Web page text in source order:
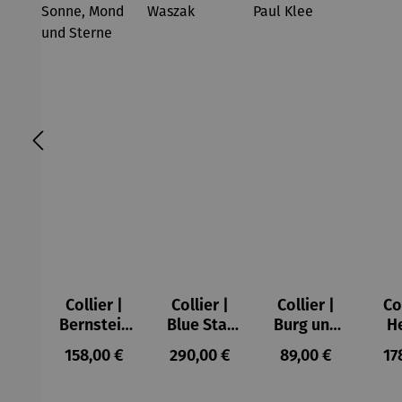
Collier |
Bernstein
– Sonne,
Mond und
Regulärer Preis:
158,00 €
Collier |
Blue Star
– Petra
Waszak
Regulärer Preis:
290,00 €
Collier |
Burg und
Sonne –
Paul Klee
Regulärer Preis:
89,00 €